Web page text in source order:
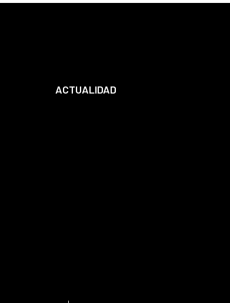
ACTUALIDAD